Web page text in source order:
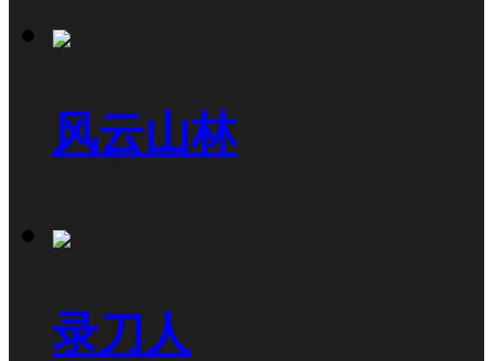
风云山林
录刀人